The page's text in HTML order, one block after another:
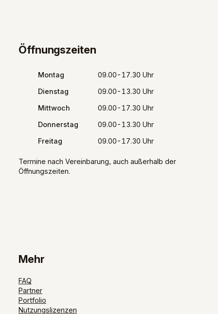
Öffnungszeiten
Montag
09.00-17.30 Uhr
Dienstag
09.00-13.30 Uhr
Mittwoch
09.00-17.30 Uhr
Donnerstag
09.00-13.30 Uhr
Freitag
09.00-17.30 Uhr
Termine nach Vereinbarung, auch außerhalb der
Öffnungszeiten.
Mehr
FAQ
Partner
Portfolio
Nutzungslizenzen